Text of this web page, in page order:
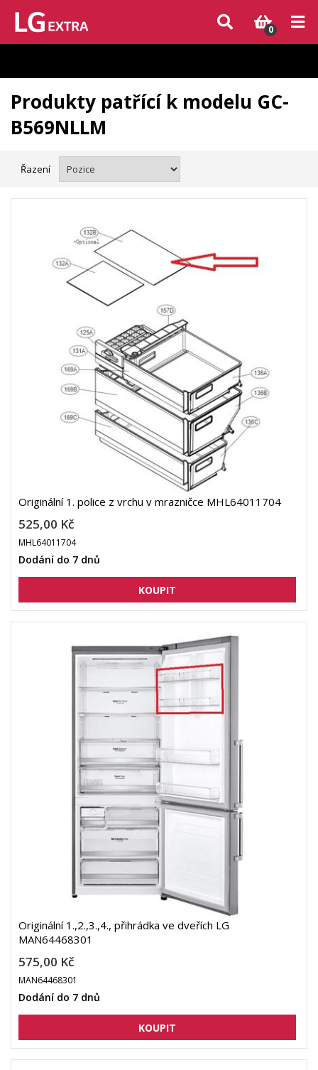
Vzhledem k aktuální situaci se může dodání dílů, které nejsou skladem,
zpozdit. Děkujeme za pochopení.
0
Produkty patřící k modelu GC-
B569NLLM
Řazení
Originální 1. police z vrchu v mrazničce MHL64011704
525,00 Kč
MHL64011704
Dodání do 7 dnů
Originální 1.,2.,3.,4., přihrádka ve dveřích LG
MAN64468301
575,00 Kč
MAN64468301
Dodání do 7 dnů